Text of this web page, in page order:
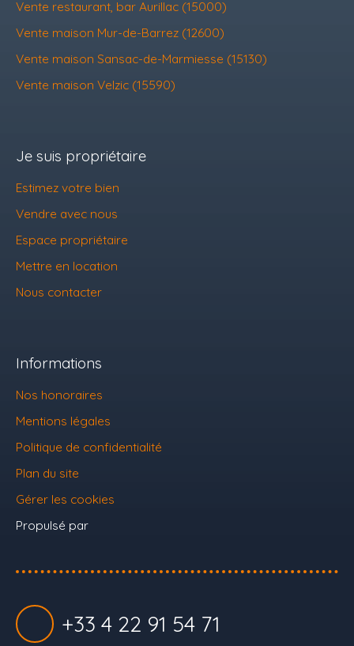
Vente restaurant, bar Aurillac (15000)
Vente maison Mur-de-Barrez (12600)
Vente maison Sansac-de-Marmiesse (15130)
Vente maison Velzic (15590)
Je suis propriétaire
Estimez votre bien
Vendre avec nous
Espace propriétaire
Mettre en location
Nous contacter
Informations
Nos honoraires
Mentions légales
Politique de confidentialité
Plan du site
Gérer les cookies
Propulsé par
+33 4 22 91 54 71